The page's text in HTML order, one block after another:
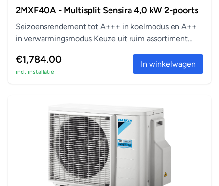
2MXF40A - Multisplit Sensira 4,0 kW 2-poorts
Seizoensrendement tot A+++ in koelmodus en A++
in verwarmingsmodus Keuze uit ruim assortiment
€1,784.00
incl. installatie
In winkelwagen